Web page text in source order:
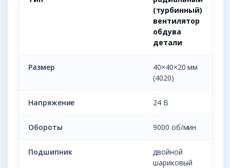
(турбинный)
вентилятор
обдува
детали
Размер
40×40×20 мм
(4020)
Напряжение 24 В
Обороты 9000 об/мин
Подшипник
двойной
шариковый